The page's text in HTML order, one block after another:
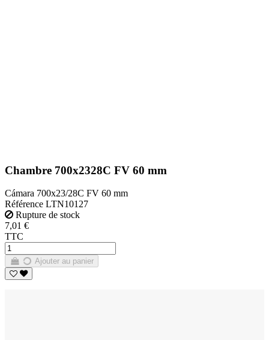
Chambre 700x2328C FV 60 mm
Cámara 700x23/28C FV 60 mm
Référence LTN10127
Rupture de stock
7,01 €
TTC
Ajouter au panier